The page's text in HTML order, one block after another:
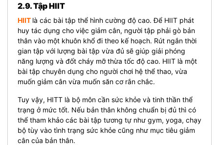
2.9. Tập HIIT
HIIT là các bài tập thể hình cường độ cao. Để HIIT phát
huy tác dụng cho việc giảm cân, người tập phải gò bản
thân vào một khuôn khổ đi theo kế hoạch. Rút ngắn thời
gian tập với lượng bài tập vừa đủ sẽ giúp giải phóng
năng lượng và đốt cháy mỡ thừa tốc độ cao. HIIT là một
bài tập chuyên dụng cho người chơi hệ thể thao, vừa
muốn giảm cân vừa muốn săn cơ rắn chắc.
Tuy vậy, HITT là bộ môn cần sức khỏe và tinh thần thể
trạng ở mức tốt. Nếu bản thân không chuẩn bị đủ thì có
thể tham khảo các bài tập tương tự như gym, yoga, chạy
bộ tùy vào tình trạng sức khỏe cũng như mục tiêu giảm
cân của bản thân.